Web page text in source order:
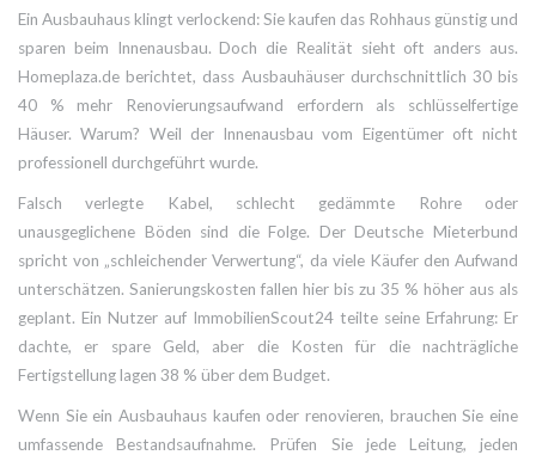
Ein Ausbauhaus klingt verlockend: Sie kaufen das Rohhaus günstig und
sparen beim Innenausbau. Doch die Realität sieht oft anders aus.
Homeplaza.de berichtet, dass Ausbauhäuser durchschnittlich 30 bis
40 % mehr Renovierungsaufwand erfordern als schlüsselfertige
Häuser. Warum? Weil der Innenausbau vom Eigentümer oft nicht
professionell durchgeführt wurde.
Falsch verlegte Kabel, schlecht gedämmte Rohre oder
unausgeglichene Böden sind die Folge. Der Deutsche Mieterbund
spricht von „schleichender Verwertung“, da viele Käufer den Aufwand
unterschätzen. Sanierungskosten fallen hier bis zu 35 % höher aus als
geplant. Ein Nutzer auf ImmobilienScout24 teilte seine Erfahrung: Er
dachte, er spare Geld, aber die Kosten für die nachträgliche
Fertigstellung lagen 38 % über dem Budget.
Wenn Sie ein Ausbauhaus kaufen oder renovieren, brauchen Sie eine
umfassende Bestandsaufnahme. Prüfen Sie jede Leitung, jeden